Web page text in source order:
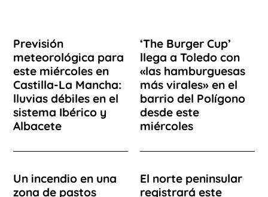
Previsión
meteorológica para
este miércoles en
Castilla-La Mancha:
lluvias débiles en el
sistema Ibérico y
Albacete
‘The Burger Cup’
llega a Toledo con
«las hamburguesas
más virales» en el
barrio del Polígono
desde este
miércoles
Un incendio en una
zona de pastos
El norte peninsular
registrará este